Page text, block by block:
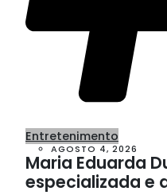
Entretenimento
AGOSTO 4, 2026
Maria Eduarda
especializada e